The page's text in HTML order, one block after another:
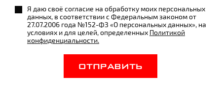
Я даю своё согласие на обработку моих персональных
данных, в соответствии с Федеральным законом от
27.07.2006 года №152-ФЗ «О персональных данных», на
условиях и для целей, определенных Политикой
конфиденциальности.
ОТПРАВИТЬ